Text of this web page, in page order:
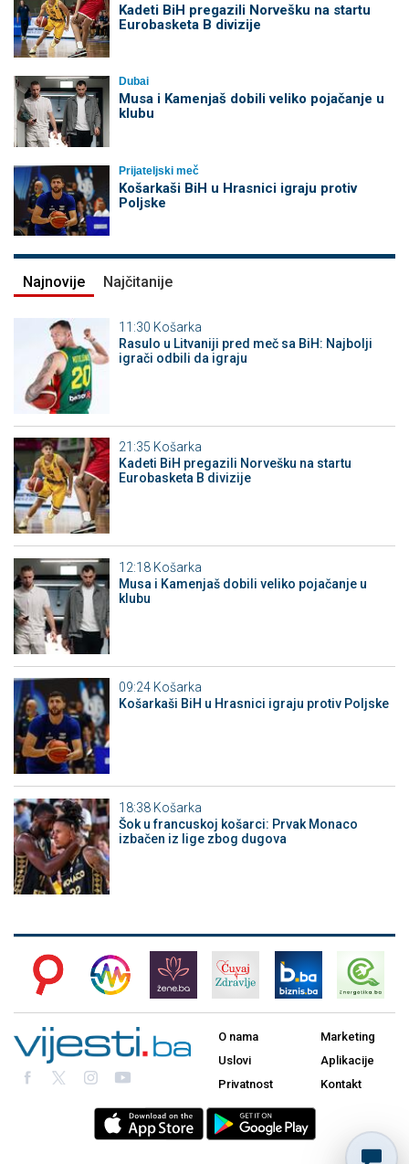
Kadeti BiH pregazili Norvešku na startu
Eurobasketa B divizije
Dubai
Musa i Kamenjaš dobili veliko pojačanje u
klubu
Prijateljski meč
Košarkaši BiH u Hrasnici igraju protiv
Poljske
Najnovije Najčitanije
11:30 Košarka
Rasulo u Litvaniji pred meč sa BiH: Najbolji
igrači odbili da igraju
21:35 Košarka
Kadeti BiH pregazili Norvešku na startu
Eurobasketa B divizije
12:18 Košarka
Musa i Kamenjaš dobili veliko pojačanje u
klubu
09:24 Košarka
Košarkaši BiH u Hrasnici igraju protiv Poljske
18:38 Košarka
Šok u francuskoj košarci: Prvak Monaco
izbačen iz lige zbog dugova
O nama
Uslovi
Privatnost
Marketing
Aplikacije
Kontakt